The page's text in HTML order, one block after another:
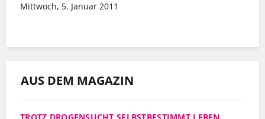
Mittwoch, 5. Januar 2011
AUS DEM MAGAZIN